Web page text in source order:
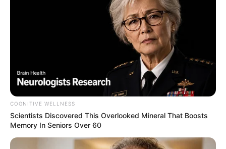
COGNITIVE WELLNESS
Scientists Discovered This Overlooked Mineral That Boosts
Memory In Seniors Over 60